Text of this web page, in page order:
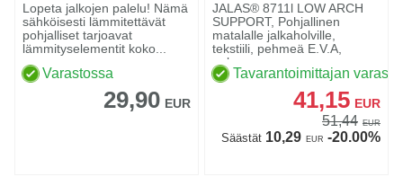
Lopeta jalkojen palelu! Nämä
sähköisesti lämmitettävät
pohjalliset tarjoavat
lämmityselementit koko...
Varastossa
29,90 EUR
JALAS® 8711l LOW ARCH
SUPPORT, Pohjallinen
matalalle jalkaholville,
tekstiili, pehmeä E.V.A,
polyes...
Tavarantoimittajan
41,15 EUR
51,44 EUR
Säästät10,29 EUR -20.00%